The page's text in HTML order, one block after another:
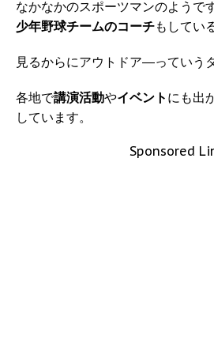
なかなかのスポーツマンのようです
少年野球チームのコーチもしてい
見るからにアウトドア―っていう
各地で講演活動やイベント にも出
しています。
Sponsored